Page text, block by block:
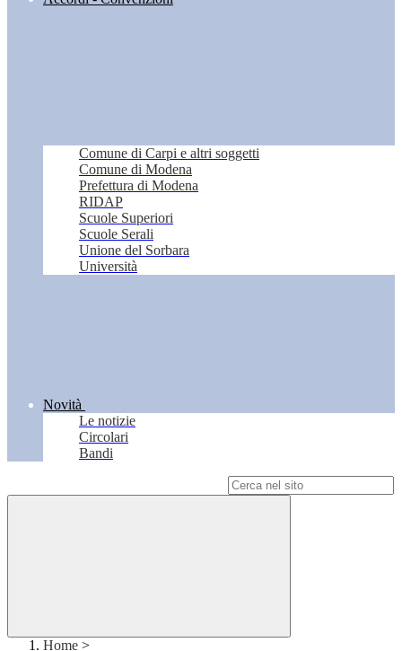
Comune di Carpi e altri soggetti
Comune di Modena
Prefettura di Modena
RIDAP
Scuole Superiori
Scuole Serali
Unione del Sorbara
Università
Novità
Le notizie
Circolari
Bandi
Home >